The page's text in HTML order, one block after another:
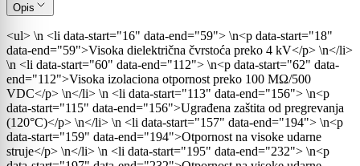
Opis
<ul> \n <li data-start="16" data-end="59"> \n<p data-start="18"
data-end="59">Visoka dielektrična čvrstoća preko 4 kV</p> \n</li>
\n <li data-start="60" data-end="112"> \n<p data-start="62" data-
end="112">Visoka izolaciona otpornost preko 100 MΩ/500
VDC</p> \n</li> \n <li data-start="113" data-end="156"> \n<p
data-start="115" data-end="156">Ugrađena zaštita od pregrevanja
(120°C)</p> \n</li> \n <li data-start="157" data-end="194"> \n<p
data-start="159" data-end="194">Otpornost na visoke udarne
struje</p> \n</li> \n <li data-start="195" data-end="232"> \n<p